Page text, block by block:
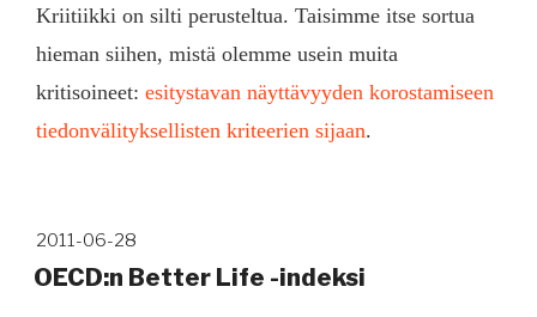
Kriitiikki on silti perusteltua. Taisimme itse sortua
hieman siihen, mistä olemme usein muita
kritisoineet: esitystavan näyttävyyden korostamiseen
tiedonvälityksellisten kriteerien sijaan.
Julkaistu
2011-06-28
OECD:n Better Life -indeksi